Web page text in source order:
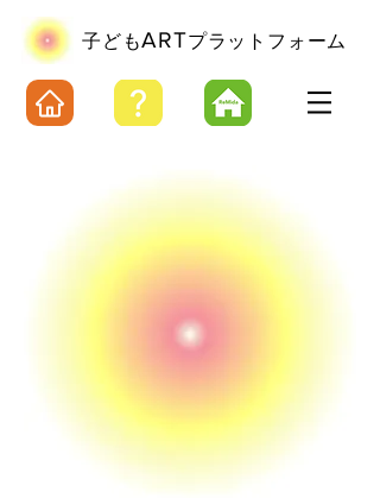
​子どもARTプラットフォーム